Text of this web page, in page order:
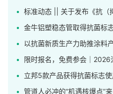
标准动态 || 关于发布《抗（抑）菌卫
金牛铝塑稳态管取得抗菌标志使用授
以抗菌新质生产力助推涂料产业高质量发展，
限时报名，免费参会｜2026涂料领域微
立邦5款产品获得抗菌标志使
管道人必冲的“机遇核爆点”来了